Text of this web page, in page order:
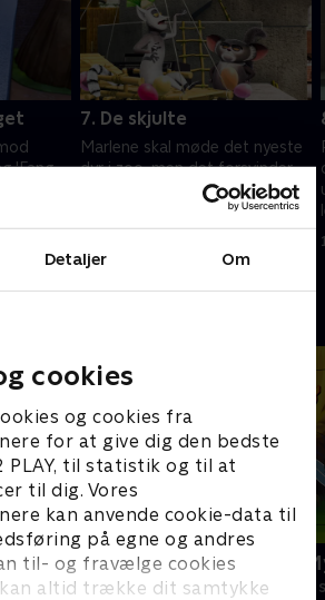
Detaljer Om
cookies
og cookies fra
for at give dig den bedste
PLAY, til statistik og til at
til dig. Vores
kan anvende cookie-data til
på egne og andres
til- og fravælge cookies
altid trække dit samtykke
'Fang
7. De skjulte
Marlene skal møde det nyeste
dyr i zoo, men det forsvinder
på mystisk vis. Pingvinerne og
lemurerne vil redde hende, men
forsvinder også.
dyr Magnus &
Børneserier • 1